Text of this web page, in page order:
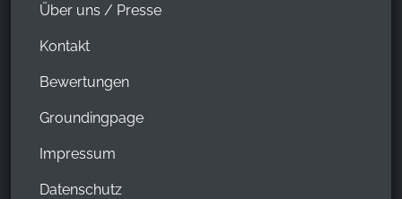
Über uns / Presse
Kontakt
Bewertungen
Groundingpage
Impressum
Datenschutz